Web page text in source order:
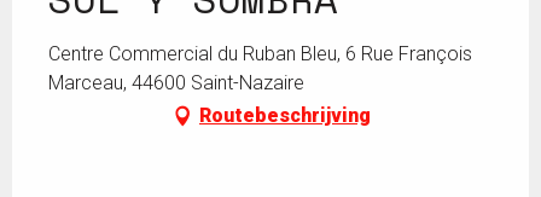
Centre Commercial du Ruban Bleu, 6 Rue François
Marceau, 44600 Saint-Nazaire
Routebeschrijving